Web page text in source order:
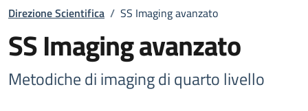
Direzione Scientifica / SS Imaging avanzato
SS Imaging avanzato
Metodiche di imaging di quarto livello